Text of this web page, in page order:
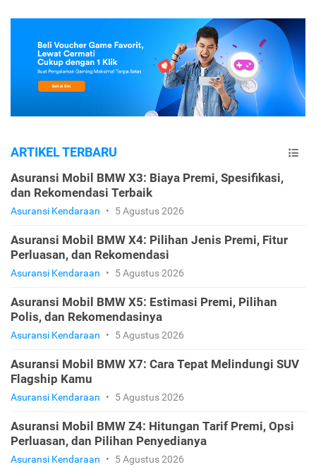
ARTIKEL TERBARU
Asuransi Mobil BMW X3: Biaya Premi, Spesifikasi,
dan Rekomendasi Terbaik
Asuransi Kendaraan • 5 Agustus 2026
Asuransi Mobil BMW X4: Pilihan Jenis Premi, Fitur
Perluasan, dan Rekomendasi
Asuransi Kendaraan • 5 Agustus 2026
Asuransi Mobil BMW X5: Estimasi Premi, Pilihan
Polis, dan Rekomendasinya
Asuransi Kendaraan • 5 Agustus 2026
Asuransi Mobil BMW X7: Cara Tepat Melindungi SUV
Flagship Kamu
Asuransi Kendaraan • 5 Agustus 2026
Asuransi Mobil BMW Z4: Hitungan Tarif Premi, Opsi
Perluasan, dan Pilihan Penyedianya
Asuransi Kendaraan • 5 Agustus 2026